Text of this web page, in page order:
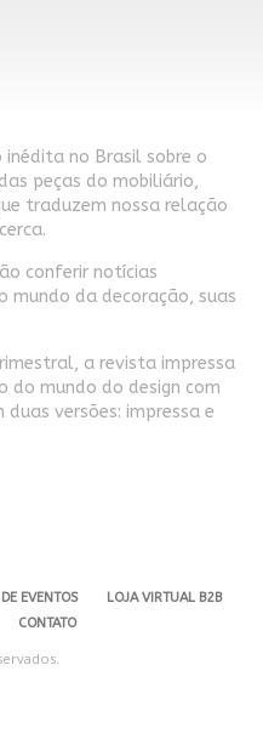
inédita no Brasil sobre o
peças do mobiliário,
traduzem nossa relação
conferir notícias
mundo da decoração, suas
a revista impressa
do mundo do design com
versões: impressa e
EVENTOS
LOJA VIRTUAL B2B
CONTATO